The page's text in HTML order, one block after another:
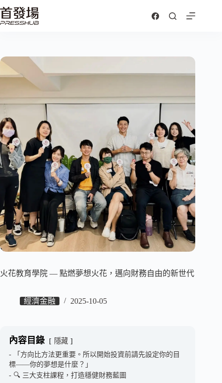
跳
至
容
火花教育學院 — 點燃夢想火花，邁向財務自由的新世代
經濟金融 2025-10-05
內容目錄 隱藏
「方向比方法更重要。所以開始投資前請先設定你的目
標——你的夢想是什麼？」
🔍 三大支柱課程，打造穩健財務藍圖